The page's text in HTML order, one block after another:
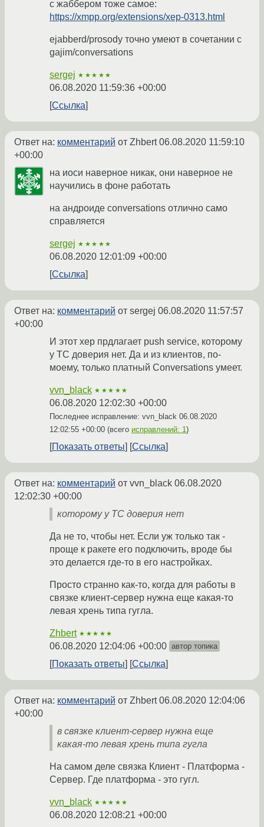
с жаббером тоже самое:
https://xmpp.org/extensions/xep-0313.html
ejabberd/prosody точно умеют в сочетании с
gajim/conversations
sergej ★★★★★
06.08.2020 11:59:36 +00:00
Ссылка
Ответ на: комментарий от Zhbert06.08.2020 11:59:10
+00:00
на иоси наверное никак, они наверное не
научились в фоне работать
на андроиде conversations отлично само
справляется
sergej ★★★★★
06.08.2020 12:01:09 +00:00
Ссылка
Ответ на: комментарий от sergej 06.08.2020 11:57:57
+00:00
И этот хер прдлагает push service, которому
у ТС доверия нет. Да и из клиентов, по-
моему, только платный Conversations умеет.
vvn_black ★★★★★
06.08.2020 12:02:30 +00:00
Последнее исправление: vvn_black 06.08.2020
12:02:55 +00:00 (всего исправлений: 1)
Показать ответы Ссылка
Ответ на: комментарий от vvn_black 06.08.2020
12:02:30 +00:00
которому у ТС доверия нет
Да не то, чтобы нет. Если уж только так -
проще к ракете его подключить, вроде бы
это делается где-то в его настройках.
Просто странно как-то, когда для работы в
связке клиент-сервер нужна еще какая-то
левая хрень типа гугла.
Zhbert ★★★★★
06.08.2020 12:04:06 +00:00 автор топика
Показать ответы Ссылка
Ответ на: комментарий от Zhbert06.08.2020 12:04:06
+00:00
в связке клиент-сервер нужна еще
какая-то левая хрень типа гугла
На самом деле связка Клиент - Платформа -
Сервер. Где платформа - это гугл.
vvn_black ★★★★★
06.08.2020 12:08:21 +00:00